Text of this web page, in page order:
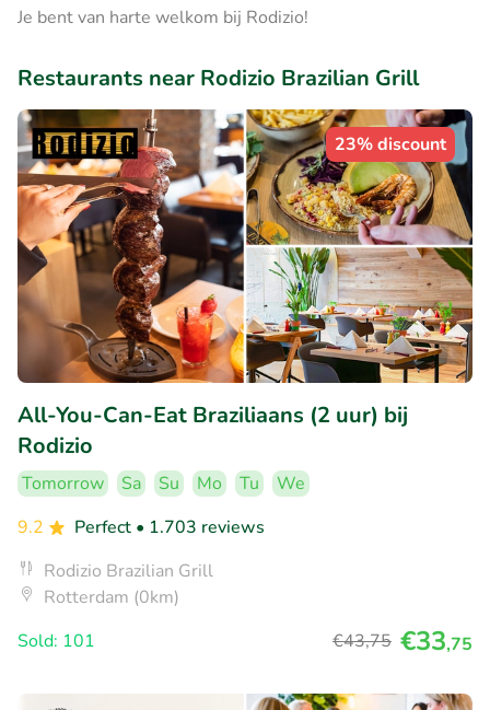
Je bent van harte welkom bij Rodizio!
Restaurants near Rodizio Brazilian Grill
23% discount
All-You-Can-Eat Braziliaans (2 uur) bij
Rodizio
Tomorrow Sa Su Mo Tu
We
9.2
Perfect • 1.703 reviews
Rodizio Brazilian Grill
Rotterdam (0km)
Sold: 101
€43,75 €33,75